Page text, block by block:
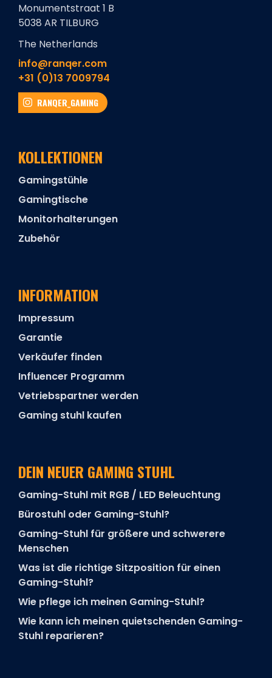
Monumentstraat 1 B
5038 AR TILBURG
The Netherlands
info@ranqer.com
+31 (0)13 7009794
RANQER_GAMING
KOLLEKTIONEN
Gamingstühle
Gamingtische
Monitorhalterungen
Zubehör
INFORMATION
Impressum
Garantie
Verkäufer finden
Influencer Programm
Vetriebspartner werden
Gaming stuhl kaufen
DEIN NEUER GAMING STUHL
Gaming-Stuhl mit RGB / LED Beleuchtung
Bürostuhl oder Gaming-Stuhl?
Gaming-Stuhl für größere und schwerere
Menschen
Was ist die richtige Sitzposition für einen
Gaming-Stuhl?
Wie pflege ich meinen Gaming-Stuhl?
Wie kann ich meinen quietschenden Gaming-
Stuhl reparieren?